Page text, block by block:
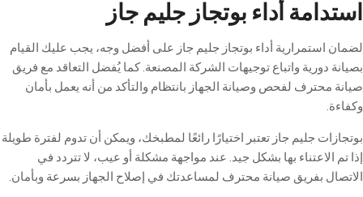
استدامة أداء بوتجاز جليم جاز
لضمان استمرارية أداء بوتجاز جليم جاز على أفضل وجه، يجب عليك القيام
بصيانة دورية واتباع توجيهات الشركة المصنعة. كما يُفضل التعاقد مع فريق
صيانة محترف لفحص وصيانة الجهاز بانتظام والتأكد من أنه يعمل بأمان
وكفاءة.
بوتجازات جليم جاز تعتبر اختيارًا رائعًا لمطبخك، ويمكن أن تدوم لفترة طويلة
إذا تم الاعتناء بها بشكل جيد. عند مواجهة مشكلة أو عيب، لا تتردد في
الاتصال بفريق صيانة محترف لمساعدتك في إصلاح الجهاز بسرعة وبأمان.